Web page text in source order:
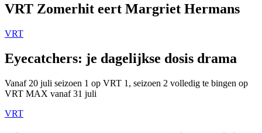
VRT Zomerhit eert Margriet Hermans
VRT
Eyecatchers: je dagelijkse dosis drama
Vanaf 20 juli seizoen 1 op VRT 1, seizoen 2 volledig te bingen op
VRT MAX vanaf 31 juli
VRT